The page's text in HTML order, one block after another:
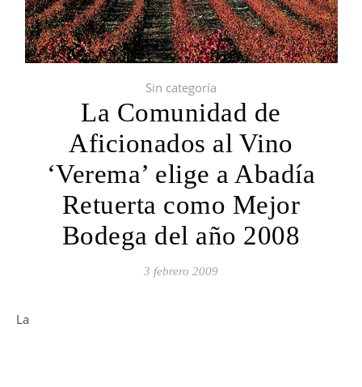
Sin categoría
La Comunidad de
Aficionados al Vino
‘Verema’ elige a Abadía
Retuerta como Mejor
Bodega del año 2008
3 febrero 2009
La